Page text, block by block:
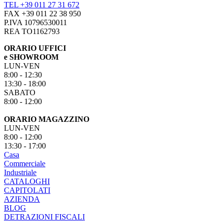
TEL +39 011 27 31 672
FAX +39 011 22 38 950
P.IVA 10796530011
REA TO1162793
ORARIO UFFICI
e SHOWROOM
LUN-VEN
8:00 - 12:30
13:30 - 18:00
SABATO
8:00 - 12:00
ORARIO MAGAZZINO
LUN-VEN
8:00 - 12:00
13:30 - 17:00
Casa
Commerciale
Industriale
CATALOGHI
CAPITOLATI
AZIENDA
BLOG
DETRAZIONI FISCALI